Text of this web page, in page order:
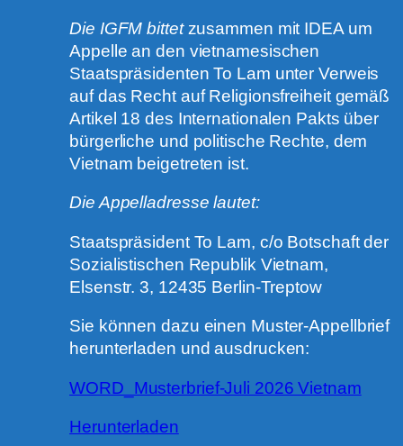
Die IGFM bittetzusammen mit IDEA um
Appelle an den vietnamesischen
Staatspräsidenten To Lam unter Verweis
auf das Recht auf Religionsfreiheit gemäß
Artikel 18 des Internationalen Pakts über
bürgerliche und politische Rechte, dem
Vietnam beigetreten ist.
Die Appelladresse lautet:
Staatspräsident To Lam, c/o Botschaft der
Sozialistischen Republik Vietnam,
Elsenstr. 3, 12435 Berlin-Treptow
Sie können dazu einen Muster-Appellbrief
herunterladen und ausdrucken:
WORD_Musterbrief-Juli 2026 Vietnam
Herunterladen